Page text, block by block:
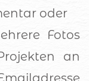
oder
Fotos
an